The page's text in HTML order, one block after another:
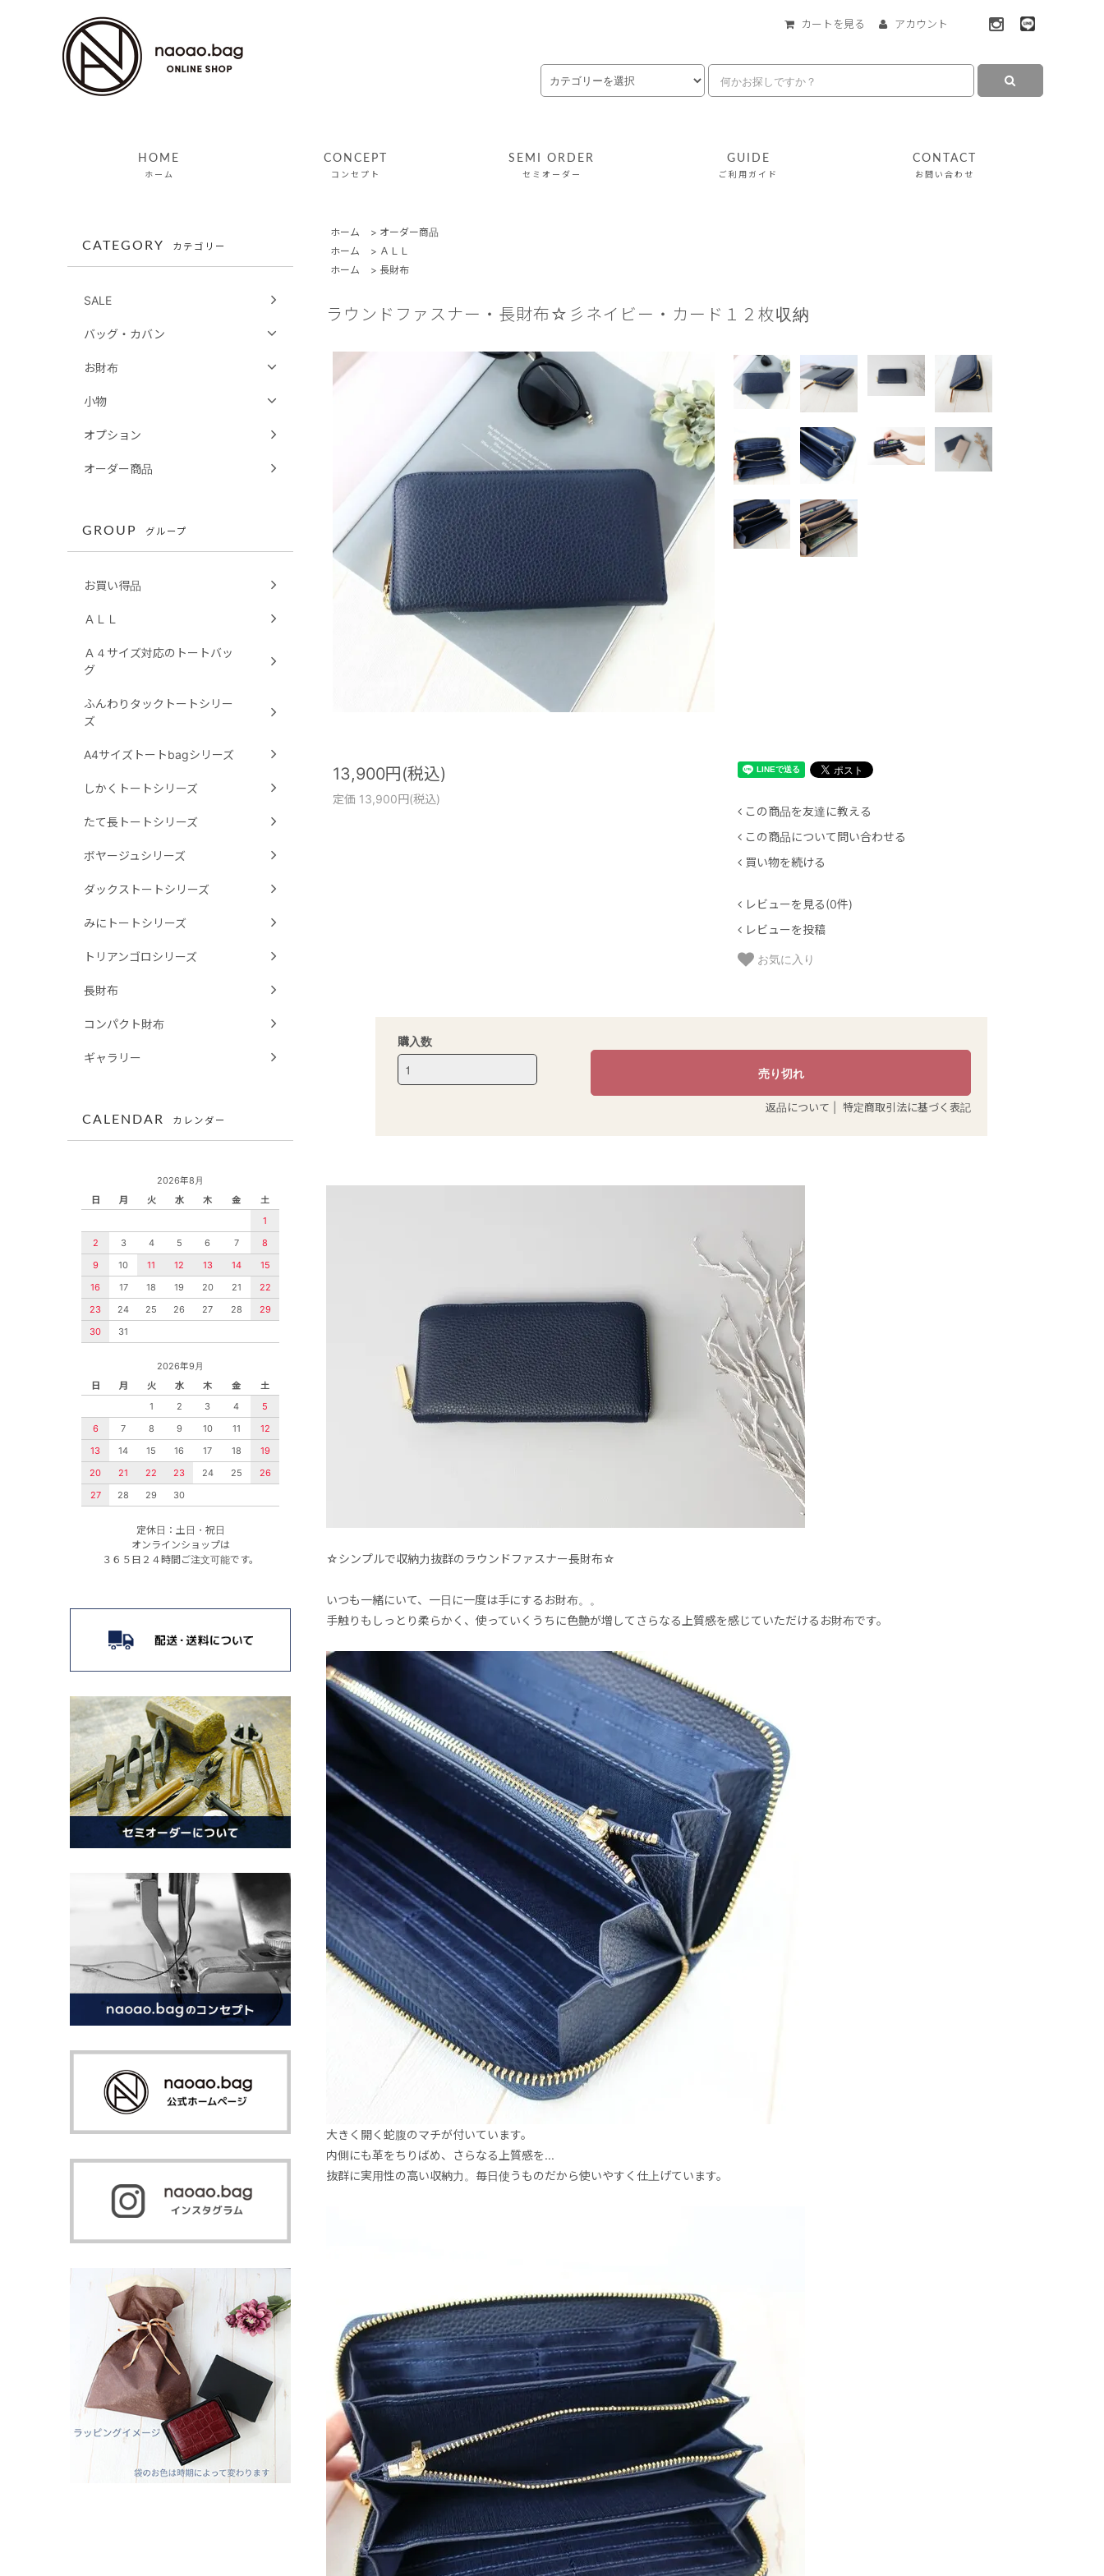
カートを見る アカウント
HOME
ホーム
CONCEPT
コンセプト
SEMI ORDER
セミオーダー
GUIDE
ご利用ガイド
CONTACT
お問い合わせ
ホーム > オーダー商品
ホーム
> ＡＬＬ
ホーム
> 長財布
ラウンドファスナー・長財布☆彡ネイビー・カード１２枚収納
13,900円(税込)
定価 13,900円(税込)
この商品を友達に教える
この商品について問い合わせる
買い物を続ける
レビューを見る(0件)
レビューを投稿
お気に入り
購入数
返品について 特定商取引法に基づく表記
☆シンプルで収納力抜群のラウンドファスナー長財布☆
いつも一緒にいて、一日に一度は手にするお財布。。
手触りもしっとり柔らかく、使っていくうちに色艶が増してさらなる上質感を感じていただけるお財布です。
大きく開く蛇腹のマチが付いています。
内側にも革をちりばめ、さらなる上質感を...
抜群に実用性の高い収納力。毎日使うものだから使いやすく仕上げています。
CATEGORY カテゴリー
SALE
バッグ・カバン
お財布
小物
オプション
オーダー商品
GROUP グループ
お買い得品
ＡＬＬ
Ａ４サイズ対応のトートバッ
グ
ふんわりタックトートシリー
ズ
A4サイズトートbagシリーズ
しかくトートシリーズ
たて長トートシリーズ
ボヤージュシリーズ
ダックストートシリーズ
みにトートシリーズ
トリアンゴロシリーズ
長財布
コンパクト財布
ギャラリー
CALENDAR カレンダー
2026年8月
日
月 火 水 木 金
土
1
2
3 4 5 6 7
8
9
10 11 12 13 14
15
16
17 18 19 20 21
22
23
24 25 26 27 28
29
30
31
2026年9月
日
月 火 水 木 金
土
1
2 3 4
5
6
7 8 9 10 11
12
13
14 15 16 17 18
19
20
21 22 23 24 25
26
27
28 29 30
定休日：土日・祝日
オンラインショップは
３６５日２４時間ご注文可能です。